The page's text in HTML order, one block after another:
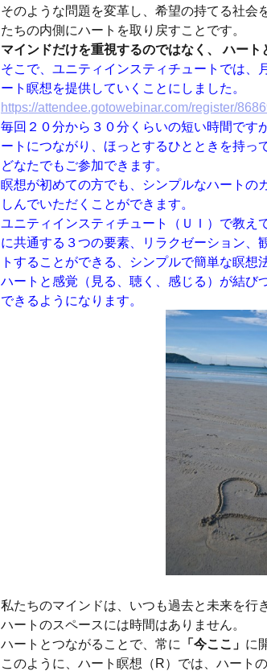
そのような問題を変革し、希望の持てる社会
たちの内側にハートを取り戻すことです。
マインドだけを重視するのではなく、 ハート
そこで、ユニティインスティチュートでは、
ート瞑想を提供していくことにしました。
https://attendee.gotowebinar.com/register/
毎回２０分から３０分くらいの短い時間です
ートにつながり、ほっとするひとときを持っ
どなたでもご参加できます。
瞑想が初めての方でも、シンプルなハートの
しんでいただくことができます。
ユニティインスティチュート（ＵＩ）で教え
に共通する３つの要素、リラクゼーション、
トすることができる、シンプルで簡単な瞑想
ハートと感覚（見る、聴く、感じる）が結び
できるようになります。
私たちのマインドは、いつも過去と未来を行
ハートのスペースには時間はありません。
ハートとつながることで、常に
「今ここ」 に
このように、ハート瞑想（R）では、ハート